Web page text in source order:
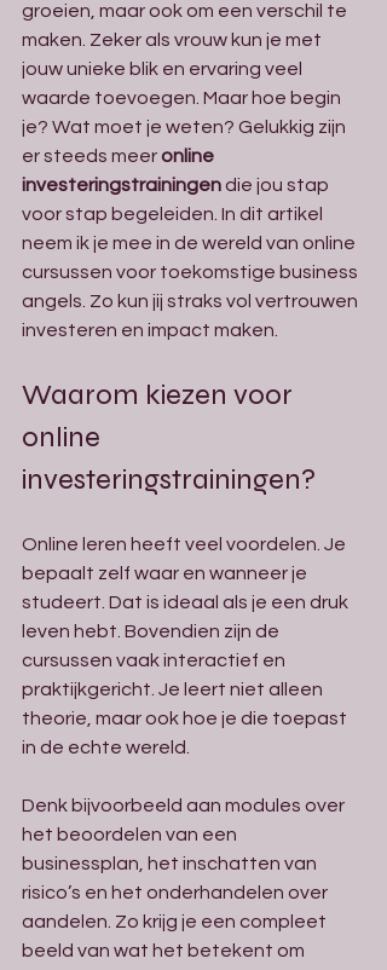
groeien, maar ook om een verschil te
maken. Zeker als vrouw kun je met
jouw unieke blik en ervaring veel
waarde toevoegen. Maar hoe begin
je? Wat moet je weten? Gelukkig zijn
er steeds meer online
investeringstrainingen die jou stap
voor stap begeleiden. In dit artikel
neem ik je mee in de wereld van online
cursussen voor toekomstige business
angels. Zo kun jij straks vol vertrouwen
investeren en impact maken.
Waarom kiezen voor
online
investeringstrainingen?
Online leren heeft veel voordelen. Je
bepaalt zelf waar en wanneer je
studeert. Dat is ideaal als je een druk
leven hebt. Bovendien zijn de
cursussen vaak interactief en
praktijkgericht. Je leert niet alleen
theorie, maar ook hoe je die toepast
in de echte wereld.
Denk bijvoorbeeld aan modules over
het beoordelen van een
businessplan, het inschatten van
risico’s en het onderhandelen over
aandelen. Zo krijg je een compleet
beeld van wat het betekent om